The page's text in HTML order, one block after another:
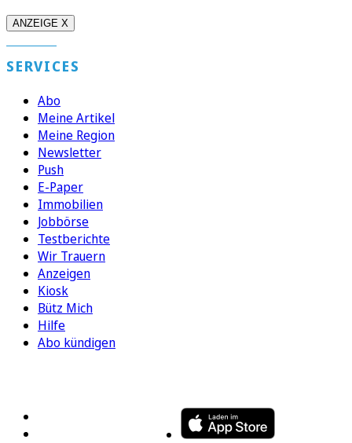
ANZEIGE X
SERVICES
Abo
Meine Artikel
Meine Region
Newsletter
Push
E-Paper
Immobilien
Jobbörse
Testberichte
Wir Trauern
Anzeigen
Kiosk
Bütz Mich
Hilfe
Abo kündigen